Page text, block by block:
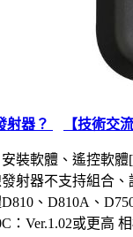
射器？ 【技術交
裝軟體、遙控軟
射器不支持組合
、D810A、
：Ver.1.02或更高